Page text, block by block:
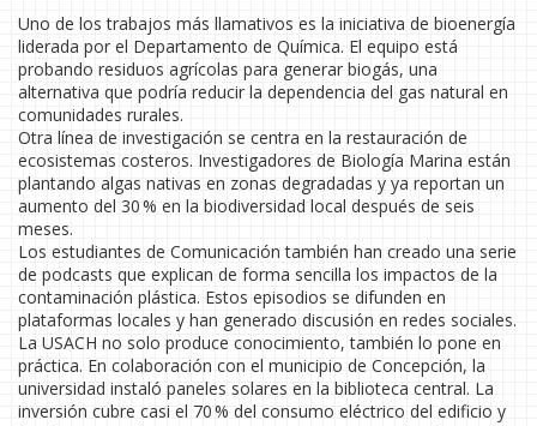
Uno de los trabajos más llamativos es la iniciativa de bioenergía
liderada por el Departamento de Química. El equipo está
probando residuos agrícolas para generar biogás, una
alternativa que podría reducir la dependencia del gas natural en
comunidades rurales.
Otra línea de investigación se centra en la restauración de
ecosistemas costeros. Investigadores de Biología Marina están
plantando algas nativas en zonas degradadas y ya reportan un
aumento del 30 % en la biodiversidad local después de seis
meses.
Los estudiantes de Comunicación también han creado una serie
de podcasts que explican de forma sencilla los impactos de la
contaminación plástica. Estos episodios se difunden en
plataformas locales y han generado discusión en redes sociales.
La USACH no solo produce conocimiento, también lo pone en
práctica. En colaboración con el municipio de Concepción, la
universidad instaló paneles solares en la biblioteca central. La
inversión cubre casi el 70 % del consumo eléctrico del edificio y